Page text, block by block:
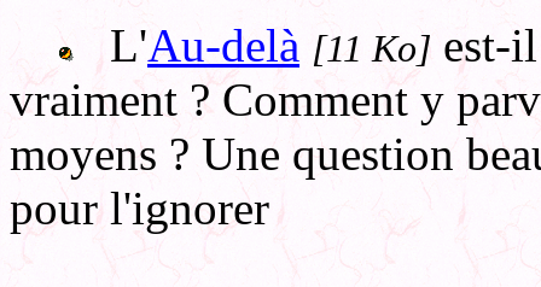
L'Au-delà [11 Ko] est-
vraiment ? Comment y
moyens ? Une question
pour l'ignorer